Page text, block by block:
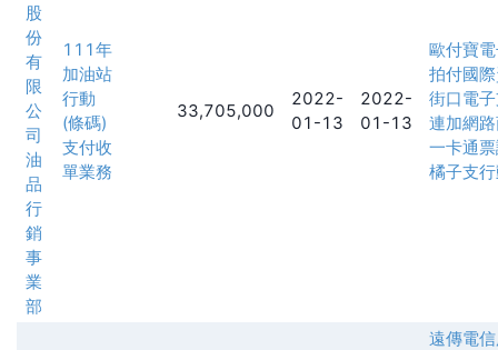
股
份
有
限
公
司
油
品
行
銷
事
業
部
111年
加油站
行動
(條碼)
支付收
單業務
33,705,000
2022-
01-13
2022-
01-13
歐付寶
拍付國
街口電
連加網
一卡通
橘子支
遠傳電